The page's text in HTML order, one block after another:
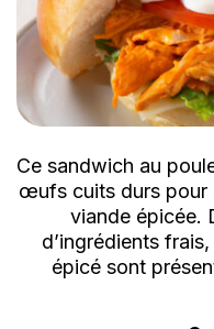
Ce sandwich au
œufs cuits durs pour
viande épicée.
d’ingrédients
épicé sont